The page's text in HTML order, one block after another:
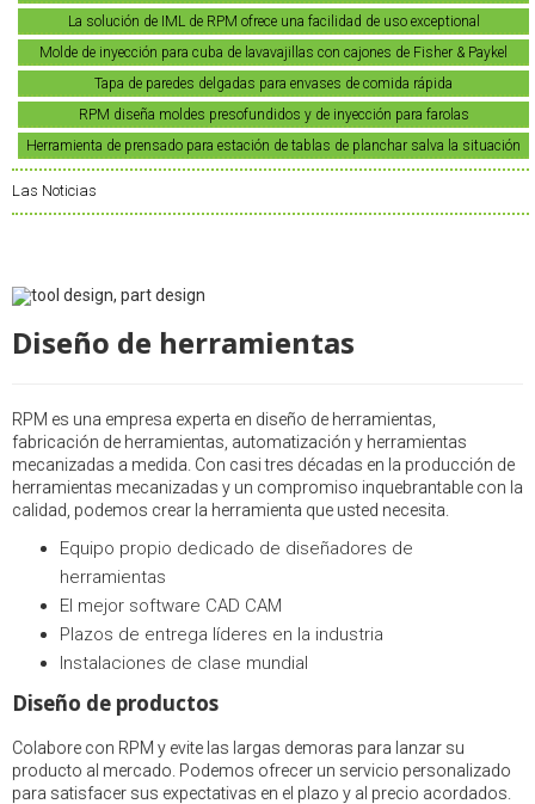
La solución de IML de RPM ofrece una facilidad de uso exceptional
Molde de inyección para cuba de lavavajillas con cajones de Fisher & Paykel
Tapa de paredes delgadas para envases de comida rápida
RPM diseña moldes presofundidos y de inyección para farolas
Herramienta de prensado para estación de tablas de planchar salva la situación
Las Noticias
Diseño de herramientas
RPM es una empresa experta en diseño de herramientas,
fabricación de herramientas, automatización y herramientas
mecanizadas a medida. Con casi tres décadas en la producción de
herramientas mecanizadas y un compromiso inquebrantable con la
calidad, podemos crear la herramienta que usted necesita.
Equipo propio dedicado de diseñadores de
herramientas
El mejor software CAD CAM
Plazos de entrega líderes en la industria
Instalaciones de clase mundial
Diseño de productos
Colabore con RPM y evite las largas demoras para lanzar su
producto al mercado. Podemos ofrecer un servicio personalizado
para satisfacer sus expectativas en el plazo y al precio acordados.